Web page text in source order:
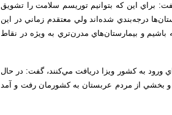
براي اين كه بتوانيم توريسم سلامت را تشويق
درجه‌بندي شده‌اند ولي معتقدم زماني در اين
و بيمارستان‌هاي مدرن‌تري به ويژه در نقاط
كه سالانه بيش از 120 هزار نفر براي ورود به كشور ويزا دريافت مي‌كنند، گفت: در حال
و بخشي از مردم عربستان به كشورمان رفت و آمد